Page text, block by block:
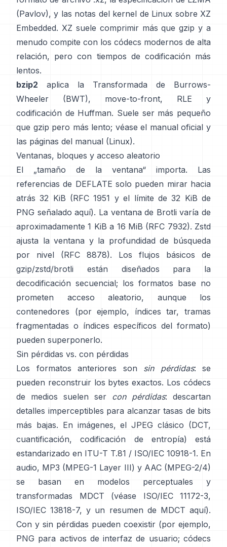
(Pavlov), y las notas del kernel de Linux sobre XZ
Embedded. XZ suele comprimir más que gzip y a
menudo compite con los códecs modernos de alta
relación, pero con tiempos de codificación más
lentos.
bzip2 aplica la
Transformada de Burrows-
Wheeler (BWT), move-to-front, RLE y
codificación de Huffman. Suele ser más pequeño
que gzip pero más lento; véase el manual oficial y
las páginas del manual (Linux).
Ventanas, bloques y acceso aleatorio
El „tamaño de la ventana“ importa. Las
referencias de DEFLATE solo pueden mirar hacia
atrás 32 KiB (RFC 1951 y el límite de 32 KiB de
PNG señalado aquí). La ventana de Brotli varía de
aproximadamente 1 KiB a 16 MiB (RFC 7932). Zstd
ajusta la ventana y la profundidad de búsqueda
por nivel
(RFC 8878). Los flujos básicos de
gzip/zstd/brotli están diseñados para la
decodificación secuencial; los formatos base no
prometen acceso aleatorio, aunque los
contenedores (por ejemplo, índices tar, tramas
fragmentadas o índices específicos del formato)
pueden superponerlo.
Sin pérdidas vs. con pérdidas
Los formatos anteriores son sin pérdidas: se
pueden reconstruir los bytes exactos. Los códecs
de medios suelen ser con pérdidas: descartan
detalles imperceptibles para alcanzar tasas de bits
más bajas. En imágenes, el JPEG clásico (DCT,
cuantificación, codificación de entropía) está
estandarizado en ITU-T T.81 / ISO/IEC 10918-1. En
audio, MP3 (MPEG-1 Layer III) y AAC (MPEG-2/4)
se basan en modelos perceptuales y
transformadas MDCT (véase
ISO/IEC 11172-3,
ISO/IEC 13818-7, y un resumen de MDCT aquí).
Con y sin pérdidas pueden coexistir (por ejemplo,
PNG para activos de interfaz de usuario; códecs